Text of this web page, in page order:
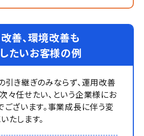
善、環境改善も
たいお客様の例
引き継ぎのみならず、運用改善
々任せたい、という企業様にお
ございます。事業成長に伴う変
たします。